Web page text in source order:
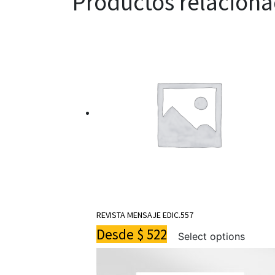
REVISTA MENSAJE EDIC.557
Desde $ 522 Select options